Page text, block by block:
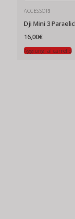
ACCESSORI
Dji Mini 3
16,00€
Aggiungi al carrello